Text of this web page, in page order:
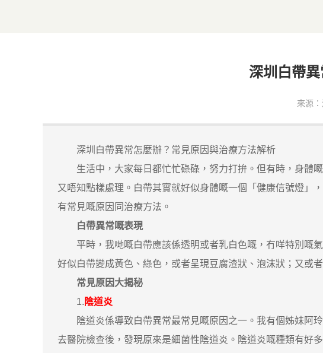
深圳白帶
來源
深圳白帶異常怎麼辦？常見原因與治療方法解析
生活中，大家每日都忙忙碌碌，努力打拚。但有時，身體嘅
又唔知點樣處理。白帶其實就好似身體嘅一個「健康信號燈」
有常見嘅原因同治療方法。
白帶異常嘅表現
平時，我哋嘅白帶應該係透明或者乳白色嘅，冇咩特別嘅氣
好似白帶變成黃色、綠色，或者呈現豆腐渣狀、泡沫狀；又或
常見原因大揭秘
1. 陰道炎
陰道炎係導致白帶異常最常見嘅原因之一。我有個姊妹阿玲
去醫院檢查後，發現原來是細菌性陰道炎。陰道炎嘅種類有好